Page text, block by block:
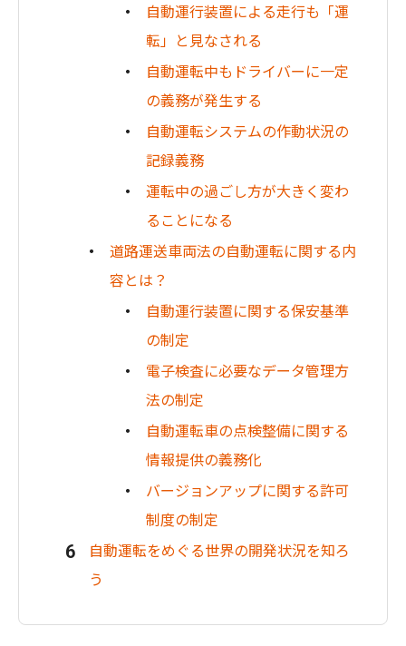
自動運行装置による走行も「運
転」と見なされる
自動運転中もドライバーに一定
の義務が発生する
自動運転システムの作動状況の
記録義務
運転中の過ごし方が大きく変わ
ることになる
道路運送車両法の自動運転に関する内
容とは？
自動運行装置に関する保安基準
の制定
電子検査に必要なデータ管理方
法の制定
自動運転車の点検整備に関する
情報提供の義務化
バージョンアップに関する許可
制度の制定
自動運転をめぐる世界の開発状況を知ろ
う